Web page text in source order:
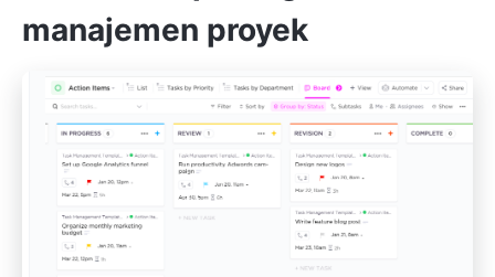
manajemen proyek